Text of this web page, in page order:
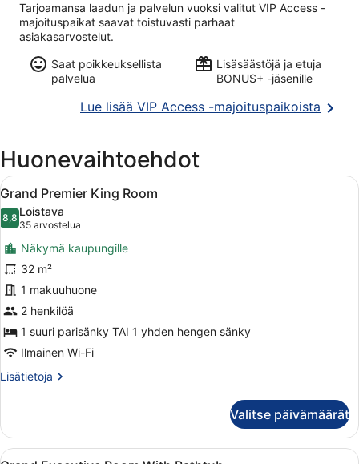
Tarjoamansa laadun ja palvelun vuoksi valitut VIP Access -
majoituspaikat saavat toistuvasti parhaat
asiakasarvostelut.
Saat poikkeuksellista
palvelua
Lisäsäästöjä ja etuja
BONUS+ -jäsenille
Lue lisää VIP Access -majoituspaikoista
Huonevaihtoehdot
Avaa
kaikki
huonetyypin
Grand
Premier
King
Room
kuvat
Hotellihuone, jossa on sänky,
23
Grand Premier King Room
8,88,8 kautta 10
Loistava
35 arvostelua
(35
arvostelua)
Näkymä kaupungille
32 m²
1 makuuhuone
2 henkilöä
1 suuri parisänky TAI 1 yhden hengen sänky
Ilmainen Wi-Fi
Lisätietoja
Lisätietoja
King
Room
Valitse päivämäärät
Avaa
Moderni hotellihuone, jossa on